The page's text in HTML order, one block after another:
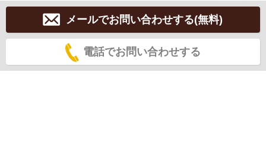
メールでお問い合わせする(無料)
電話でお問い合わせする